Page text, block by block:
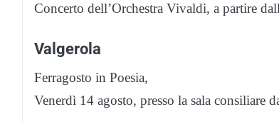
Concerto dell’Orchestra Vivaldi, a partire
Valgerola
Ferragosto in Poesia,
Venerdì 14 agosto, presso la sala consiliare